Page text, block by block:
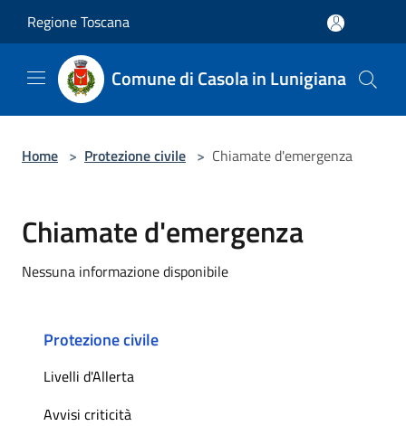
Regione Toscana
Comune di Casola in Lunigiana
Home > Protezione civile > Chiamate d'emergenza
Chiamate d'emergenza
Nessuna informazione disponibile
Protezione civile
Livelli d'Allerta
Avvisi criticità